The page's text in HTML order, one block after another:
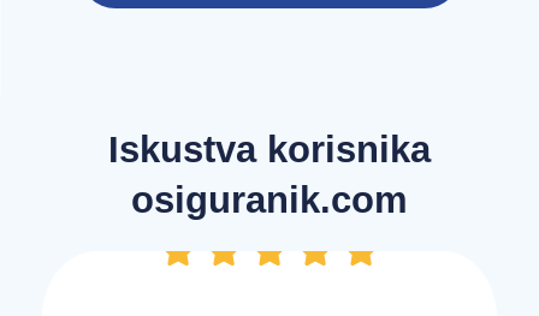
Iskustva korisnika
osiguranik.com